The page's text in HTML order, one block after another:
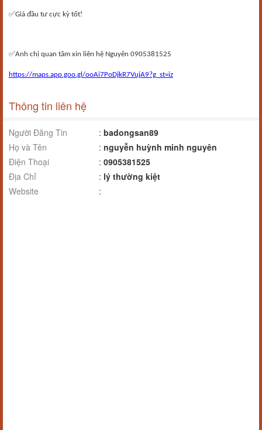
✅Giá đầu tư cực kỳ tốt!
✅Anh chị quan tâm xin liên hệ Nguyên 0905381525
https://maps.app.goo.gl/ooAi7PoDjkR7VujA9?g_st=iz
Thông tin liên hệ
Người Đăng Tin : badongsan89
Họ và Tên
: nguyễn huỳnh minh nguyên
Điện Thoại
: 0905381525
Địa Chỉ
: lý thường kiệt
Website
: